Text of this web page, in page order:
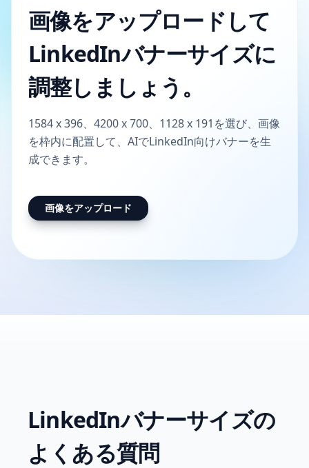
画像をアップロードして
LinkedInバナーサイズに
調整しましょう。
1584 x 396、4200 x 700、1128 x 191を選び、画像
を枠内に配置して、AIでLinkedIn向けバナーを生
成できます。
画像をアップロード
LinkedInバナーサイズの
よくある質問